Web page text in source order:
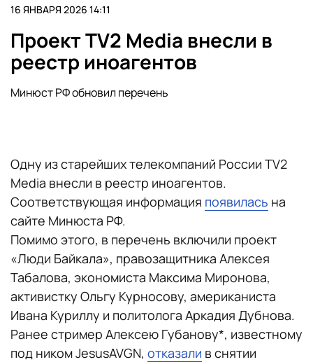
16 ЯНВАРЯ 2026 14:11
Проект TV2 Media внесли в
реестр иноагентов
Минюст РФ обновил перечень
Одну из старейших телекомпаний России TV2
Media внесли в реестр иноагентов.
Соответствующая информация появилась на
сайте Минюста РФ.
Помимо этого, в перечень включили проект
«Люди Байкала», правозащитника Алексея
Табалова, экономиста Максима Миронова,
активистку Ольгу Курносову, американиста
Ивана Куриллу и политолога Аркадия Дубнова.
Ранее стример Алексею Губанову*, известному
под ником JesusAVGN, отказали в снятии